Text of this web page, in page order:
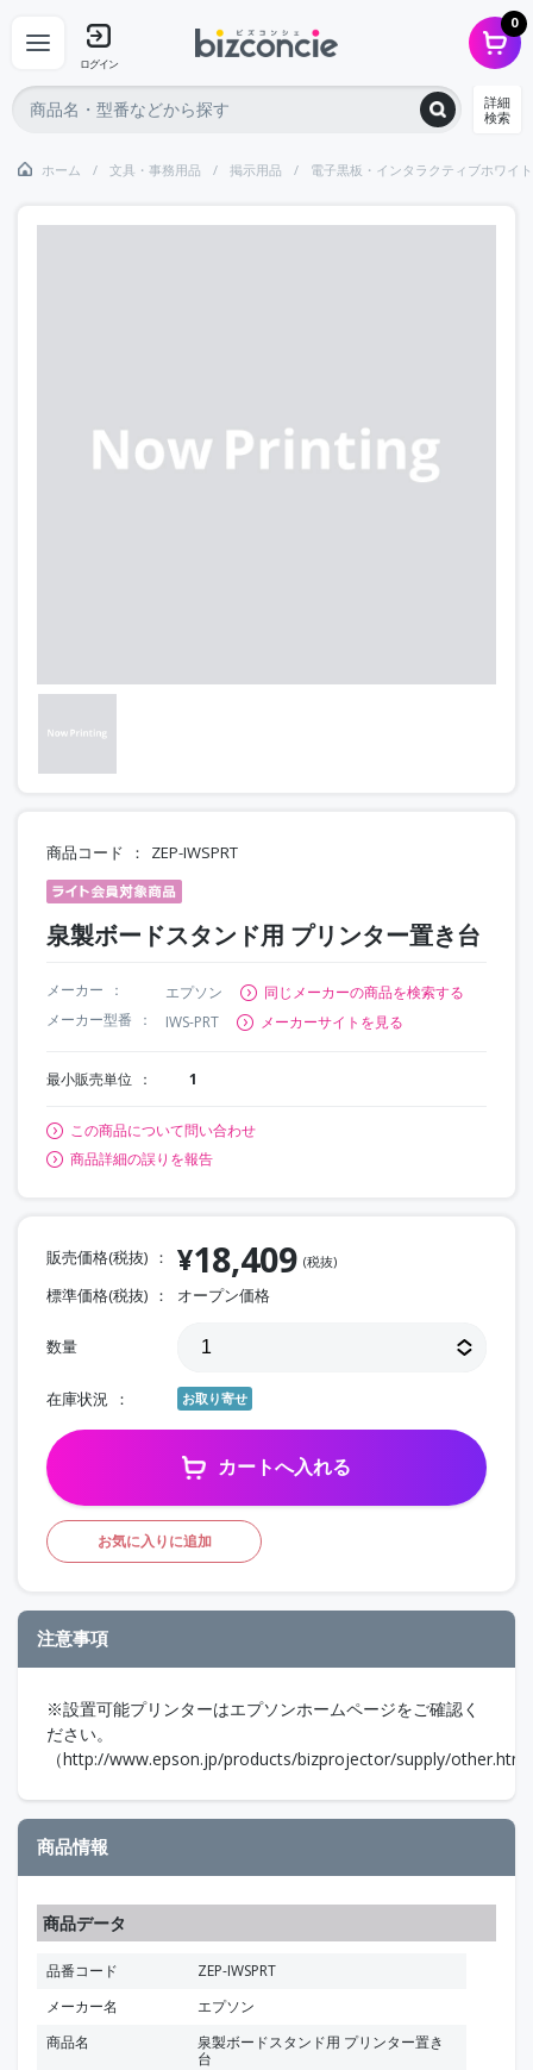
ログイン
0
詳細
検索
ホーム 文具・事務用品 掲示用品 電子黒板・インタラクティブホワイ
商品コード ZEP-IWSPRT
泉製ボードスタンド用 プリンター置き台
メーカー エプソン
同じメーカーの商品を検索する
メーカー型番
IWS-PRT メーカーサイトを見る
最小販売単位 1
この商品について問い合わせ
商品詳細の誤りを報告
販売価格(税抜) ¥18,409 (税抜)
標準価格(税抜) オープン価格
数量
在庫状況 お取り寄せ
カートへ入れる
お気に入りに追加
注意事項
※設置可能プリンターはエプソンホームページをご確認く
ださい。
（http://www.epson.jp/products/bizprojector/supply/
商品情報
商品データ
品番コード
ZEP-IWSPRT
メーカー名
エプソン
商品名
泉製ボードスタンド用 プリンター置き
台